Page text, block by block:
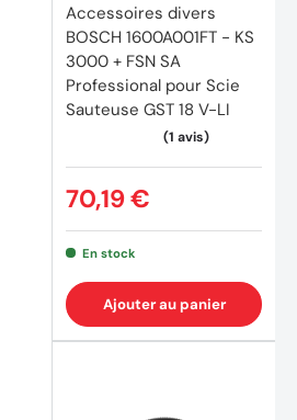
Accessoires divers
BOSCH 1600A001FT - KS
3000 + FSN SA
Professional pour Scie
Sauteuse GST 18 V-LI
70,19 €
En stock
Ajouter au panier